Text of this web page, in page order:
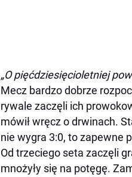
„O pięćdziesięcioletniej
Mecz bardzo dobrze
rywale zaczęli ich
mówił wręcz o drwinach.
nie wygra 3:0, to zapewne
Od trzeciego seta zaczęli
mnożyły się na potęgę.